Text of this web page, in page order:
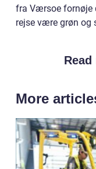
fra Værsoe fornøje
rejse være grøn og
More